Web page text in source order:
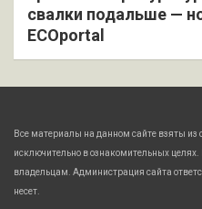
свалки подальше —
ECOportal
Все материалы на данном сайте взяты из
исключительно в ознакомительных
владельцам. Администрация сайта
несет.